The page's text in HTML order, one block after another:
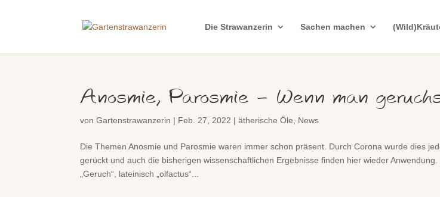
Die Strawanzerin Sachen machen
Anosmie, Parosmie – Wenn man
vonGartenstrawanzerin | Feb. 27, 2022 |ätherische Öle News
Die Themen Anosmie und Parosmie waren immer schon präsent. Durch Corona wurde dies
gerückt und auch die bisherigen wissenschaftlichen Ergebnisse finden hier wieder
„Geruch“, lateinisch „olfactus“...